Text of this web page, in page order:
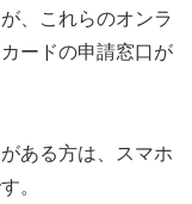
、これらのオンラ
ードの申請窓口が
ある方は、スマホ
。